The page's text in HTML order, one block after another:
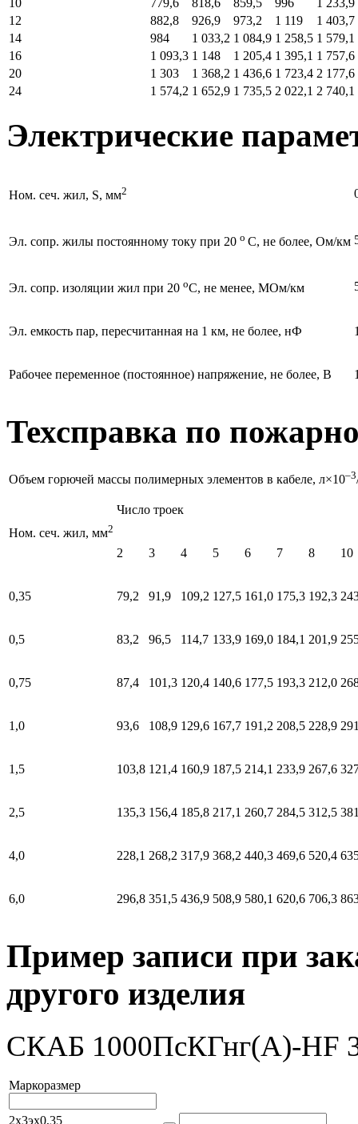
12
882,8 926,9 973,2 1 119
1 403,7
14
984 1 033,2 1 084,9 1 258,5 1 579,1
16
1 093,3 1 148 1 205,4 1 395,1 1 757,6
20
1 303 1 368,2 1 436,6 1 723,4 2 177,6
24
1 574,2 1 652,9 1 735,5 2 022,1 2 740,1
Электрические
Ном. сеч. жил, S, мм2
Эл. сопр. жилы постоянному току при 20 o C, не более, Ом/км
Эл. сопр. изоляции жил при 20 oC, не менее, МОм/км
Эл. емкость пар, пересчитанная на 1 км, не более, нФ
Рабочее переменное (постоянное) напряжение, не более, В
Техсправка по
Объем горючей массы полимерных элементов в кабеле, л×10–3
Ном. сеч. жил, мм2
Число троек
2 3 4 5 6 7 8 10
0,35 79,2 91,9 109,2 127,5 161,0 175,3 192,3
0,5 83,2 96,5 114,7 133,9 169,0 184,1 201,9
0,75 87,4 101,3 120,4 140,6 177,5 193,3 212,0
1,0 93,6 108,9 129,6 167,7 191,2 208,5 228,9
1,5 103,8 121,4 160,9 187,5 214,1 233,9 267,6
2,5 135,3 156,4 185,8 217,1 260,7 284,5 312,5
4,0 228,1 268,2 317,9 368,2 440,3 469,6 520,4
6,0 296,8 351,5 436,9 508,9 580,1 620,6 706,3
Пример записи при
другого изделия
СКАБ 1000ПсКГнг(А)-HF
Маркоразмер
2x3эx0,35